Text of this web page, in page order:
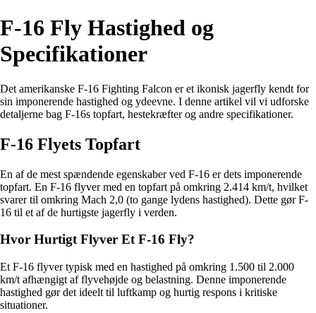
F-16 Fly Hastighed og
Specifikationer
Det amerikanske F-16 Fighting Falcon er et ikonisk jagerfly kendt for
sin imponerende hastighed og ydeevne. I denne artikel vil vi udforske
detaljerne bag F-16s topfart, hestekræfter og andre specifikationer.
F-16 Flyets Topfart
En af de mest spændende egenskaber ved F-16 er dets imponerende
topfart. En F-16 flyver med en topfart på omkring 2.414 km/t, hvilket
svarer til omkring Mach 2,0 (to gange lydens hastighed). Dette gør F-
16 til et af de hurtigste jagerfly i verden.
Hvor Hurtigt Flyver Et F-16 Fly?
Et F-16 flyver typisk med en hastighed på omkring 1.500 til 2.000
km/t afhængigt af flyvehøjde og belastning. Denne imponerende
hastighed gør det ideelt til luftkamp og hurtig respons i kritiske
situationer.